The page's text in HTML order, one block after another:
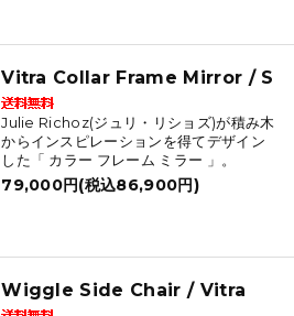
Vitra Collar Frame Mirror / S
Julie Richoz(ジュリ・リショズ)が積み木
からインスピレーションを得てデザイン
した「 カラー フレーム ミラー 」。
79,000円(税込86,900円)
Wiggle Side Chair / Vitra